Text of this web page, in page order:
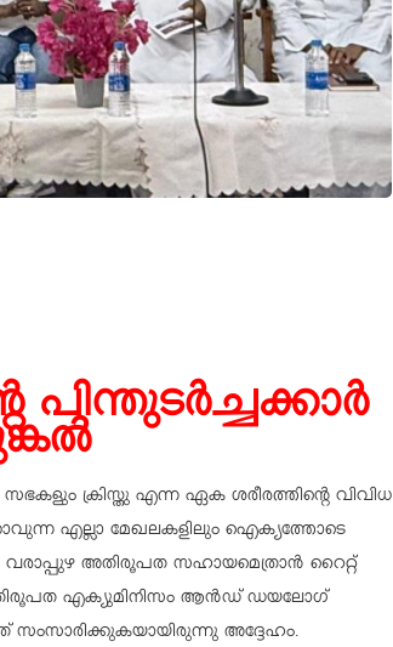
പിന്തുടർച്ചക്കാർ
ക്രിസ്തു എന്ന ഏക ശരീരത്തിൻ്റെ വിവിധ
എല്ലാ മേഖലകളിലും ഐക്യത്തോടെ
വരാപ്പുഴ അതിരൂപത സഹായമെത്രാൻ റൈറ്റ്
എക്യുമിനിസം ആൻഡ് ഡയലോഗ്
സംസാരിക്കുകയായിരുന്നു അദ്ദേഹം.